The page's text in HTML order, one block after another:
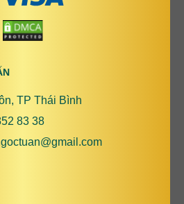
TP Thái Bình
83 38